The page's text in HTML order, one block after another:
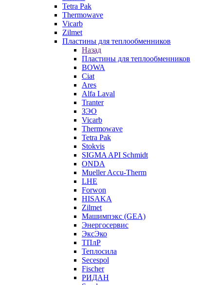
Tetra Pak
Thermowave
Vicarb
Zilmet
Пластины для теплообменников
Назад
Пластины для теплообменников
BOWA
Ciat
Ares
Alfa Laval
Tranter
ЗЭО
Vicarb
Thermowave
Tetra Pak
Stokvis
SIGMA API Schmidt
ONDA
Mueller Accu-Therm
LHE
Forwon
HISAKA
Zilmet
Машимпэкс (GEA)
Энергосервис
ЭксЭко
ТПлР
Теплосила
Secespol
Fischer
РИДАН